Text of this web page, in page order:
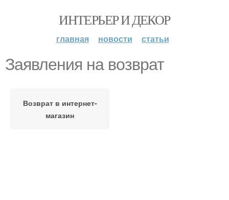
ИНТЕРЬЕР И ДЕКОР
главная новости статьи
Заявления на возврат
Возврат в интернет-
магазин